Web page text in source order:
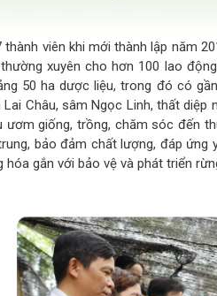
thành viên khi mới thành lập năm
xuyên cho hơn 100 lao
50 ha dược liệu, trong đó có
Lai Châu, sâm Ngọc Linh, thất
ươm giống, trồng, chăm sóc đến
bảo đảm chất lượng, đáp ứng
hóa gắn với bảo vệ và phát triển